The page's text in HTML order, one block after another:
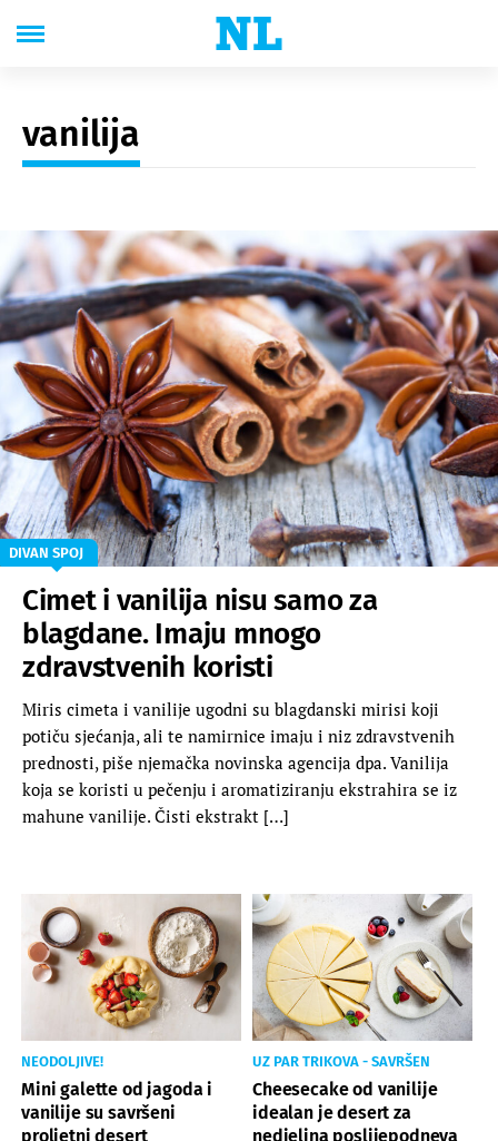
vanilija
DIVAN SPOJ
Cimet i vanilija nisu samo za
blagdane. Imaju mnogo
zdravstvenih koristi
Miris cimeta i vanilije ugodni su blagdanski mirisi koji
potiču sjećanja, ali te namirnice imaju i niz zdravstvenih
prednosti, piše njemačka novinska agencija dpa. Vanilija
koja se koristi u pečenju i aromatiziranju ekstrahira se iz
mahune vanilije. Čisti ekstrakt […]
NEODOLJIVE!
Mini galette od jagoda i
vanilije su savršeni
proljetni desert
UZ PAR TRIKOVA - SAVRŠEN
Cheesecake od vanilije
idealan je desert za
nedjeljna poslijepodneva